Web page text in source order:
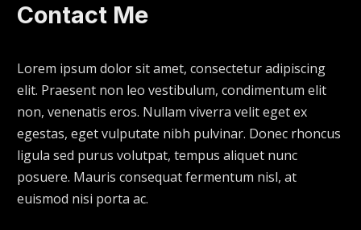
Contact Me
Lorem ipsum dolor sit amet, consectetur adipiscing
elit. Praesent non leo vestibulum, condimentum elit
non, venenatis eros. Nullam viverra velit eget ex
egestas, eget vulputate nibh pulvinar. Donec rhoncus
ligula sed purus volutpat, tempus aliquet nunc
posuere. Mauris consequat fermentum nisl, at
euismod nisi porta ac.